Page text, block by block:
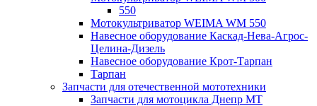
550
Мотокультриватор WEIMA WM 550
Навесное оборудование Каскад-Нева-Агрос-
Целина-Дизель
Навесное оборудование Крот-Тарпан
Тарпан
Запчасти для отечественной мототехники
Запчасти для мотоцикла Днепр МТ